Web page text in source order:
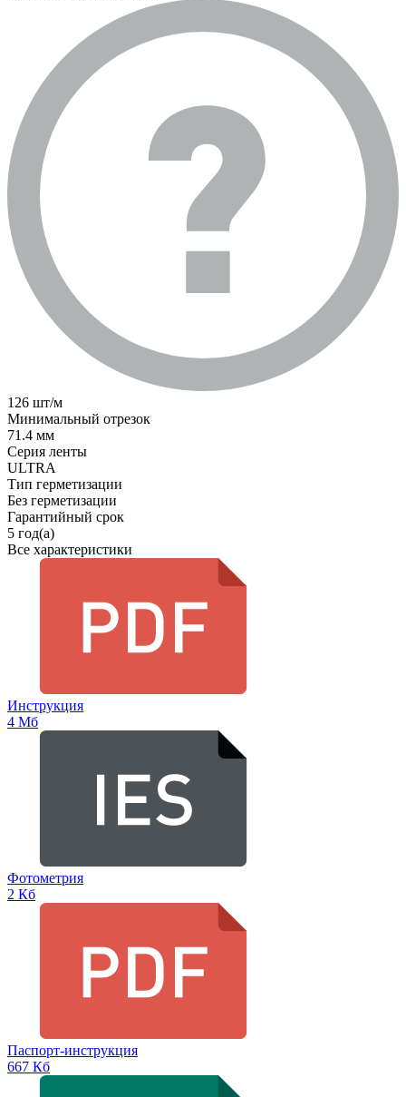
126 шт/м
Минимальный отрезок
71.4 мм
Серия ленты
ULTRA
Тип герметизации
Без герметизации
Гарантийный срок
5 год(а)
Все характеристики
Инструкция
4 Мб
Фотометрия
2 Кб
Паспорт-инструкция
667 Кб